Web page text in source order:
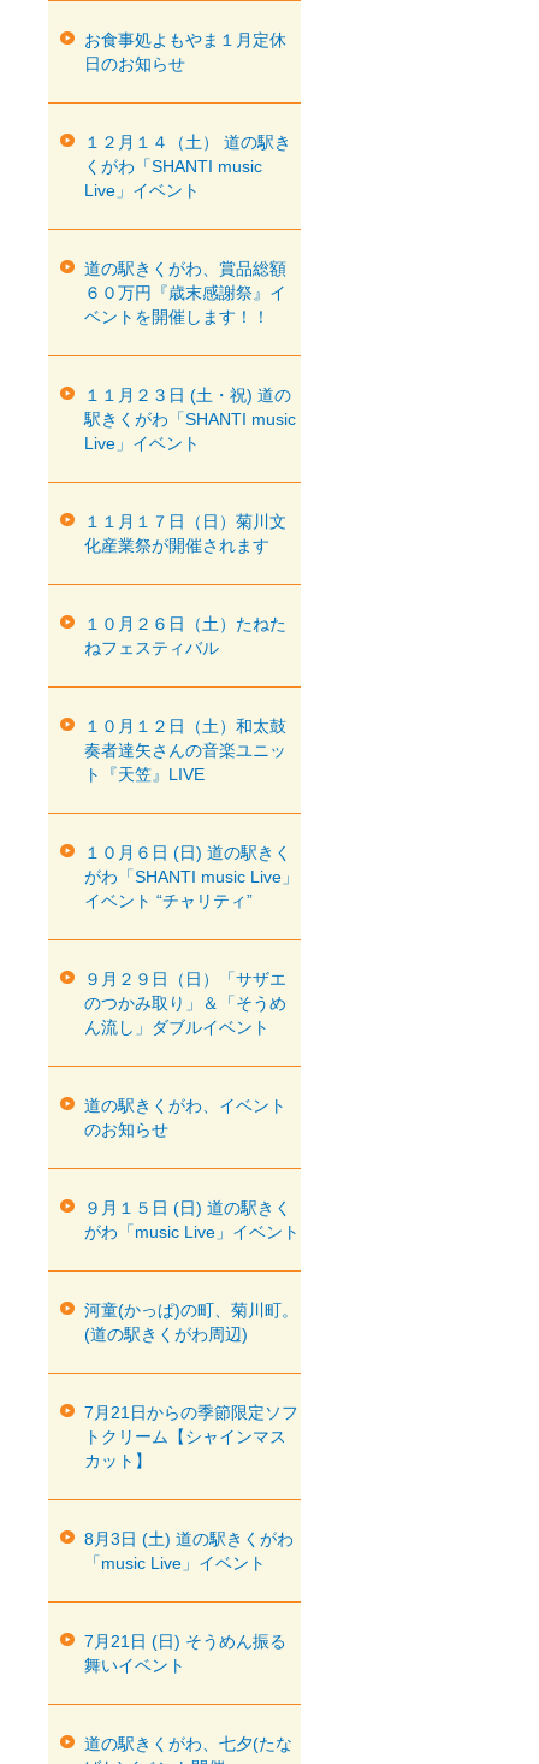
お食事処よもやま１月定休
日のお知らせ
１２月１４（土） 道の駅き
くがわ「SHANTI music
Live」イベント
道の駅きくがわ、賞品総額
６０万円『歳末感謝祭』イ
ベントを開催します！！
１１月２３日 (土・祝) 道の
駅きくがわ「SHANTI music
Live」イベント
１１月１７日（日）菊川文
化産業祭が開催されます
１０月２６日（土）たねた
ねフェスティバル
１０月１２日（土）和太鼓
奏者達矢さんの音楽ユニッ
ト『天笠』LIVE
１０月６日 (日) 道の駅きく
がわ「SHANTI music Live」
イベント “チャリティ”
９月２９日（日）「サザエ
のつかみ取り」＆「そうめ
ん流し」ダブルイベント
道の駅きくがわ、イベント
のお知らせ
９月１５日 (日) 道の駅きく
がわ「music Live」イベント
河童(かっぱ)の町、菊川町。
(道の駅きくがわ周辺)
7月21日からの季節限定ソフ
トクリーム【シャインマス
カット】
8月3日 (土) 道の駅きくがわ
「music Live」イベント
7月21日 (日) そうめん振る
舞いイベント
道の駅きくがわ、七夕(たな